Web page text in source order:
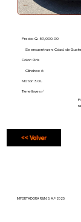
Color: Gris
Motor: 3.0 L
Tiene llaves ✅
Precio: Q. 59,000.00
Se encuentra en: Cdad. de
Cilindros: 6
<< Volver
IMPORTADORA R&M, S. A.® 2025